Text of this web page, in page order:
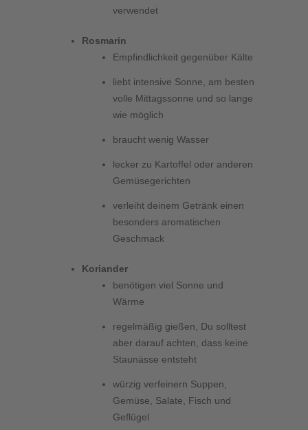
verwendet
Rosmarin
Empfindlichkeit gegenüber Kälte
liebt intensive Sonne, am besten
volle Mittagssonne und so lange
wie möglich
braucht wenig Wasser
lecker zu Kartoffel oder anderen
Gemüsegerichten
verleiht deinem Getränk einen
besonders aromatischen
Geschmack
Koriander
benötigen viel Sonne und
Wärme
regelmäßig gießen, Du solltest
aber darauf achten, dass keine
Staunässe entsteht
würzig verfeinern Suppen,
Gemüse, Salate, Fisch und
Geflügel